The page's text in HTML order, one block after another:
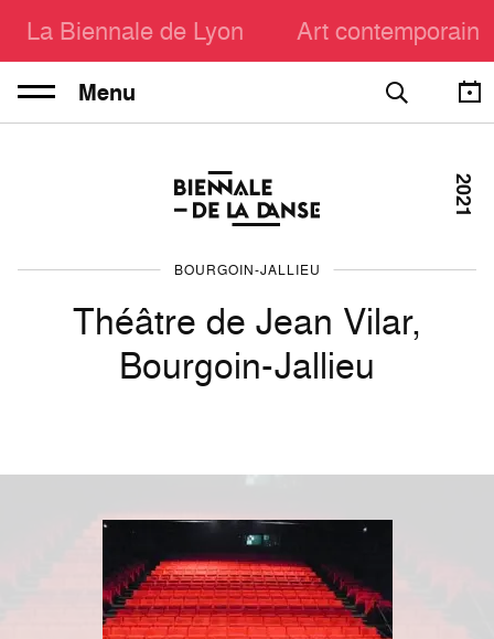
La Biennale de Lyon Art contemporain
Menu
BOURGOIN-JALLIEU
Théâtre de Jean Vilar,
Bourgoin-Jallieu
2021